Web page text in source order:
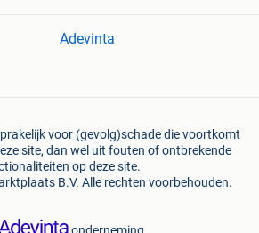
Adevinta
voor (gevolg)schade die voortkomt
site, dan wel uit fouten of ontbrekende
op deze site.
B.V. Alle rechten voorbehouden.